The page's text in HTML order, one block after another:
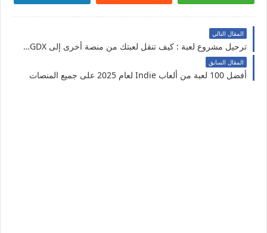
المقال التالي
ترحيل مشروع لعبة : كيف تنقل لعبتك من منصة أخرى إلى LibGDX ؟
المقال السابق
أفضل 100 لعبة من ألعاب Indie لعام 2025 على جميع المنصات